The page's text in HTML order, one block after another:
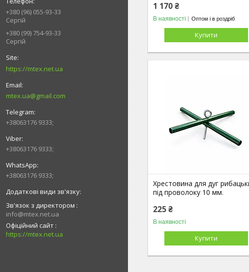
+380 (96) 055-93-33
Сергій
+380 (99) 754-93-33
Сергій
https://mtex.net.ua
mtex.ua@gmail.com
+38063176 9333;
+38063176 9333;
+38063176 9333;
Зв'язок з директором
info@mtex.net.ua
Офіційний сайт
https://mtex.net.ua
1 170 ₴
В наявності Оптом і в роздріб
Купити
Хрестовина для дуг
під проволоку 10 мм.
225 ₴
В наявності
Купити